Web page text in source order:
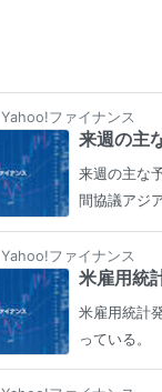
Yahoo!ファイナンス
来週の主
来週の主な
間協議アジ
Yahoo!ファイナンス
米雇用統
米雇用統計
っている。